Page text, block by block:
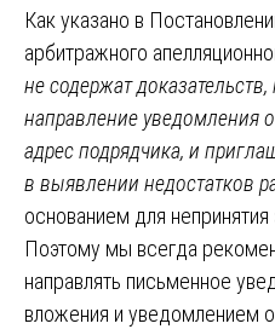
Как указано в
арбитражного
не содержат
направление уведомления
адрес подрядчика, и
в выявлении недостатков
основанием для
Поэтому мы всегда
направлять письменное
вложения и уведомлением